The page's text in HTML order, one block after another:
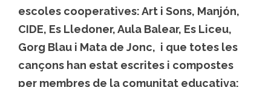
escoles cooperatives: Art i Sons, Manjón,
CIDE, Es Lledoner, Aula Balear, Es Liceu,
Gorg Blau i Mata de Jonc, i que totes les
cançons han estat escrites i compostes
per membres de la comunitat educativa: